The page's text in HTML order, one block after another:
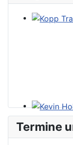
Termine